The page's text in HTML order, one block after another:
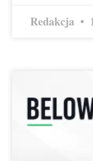
Redakcja